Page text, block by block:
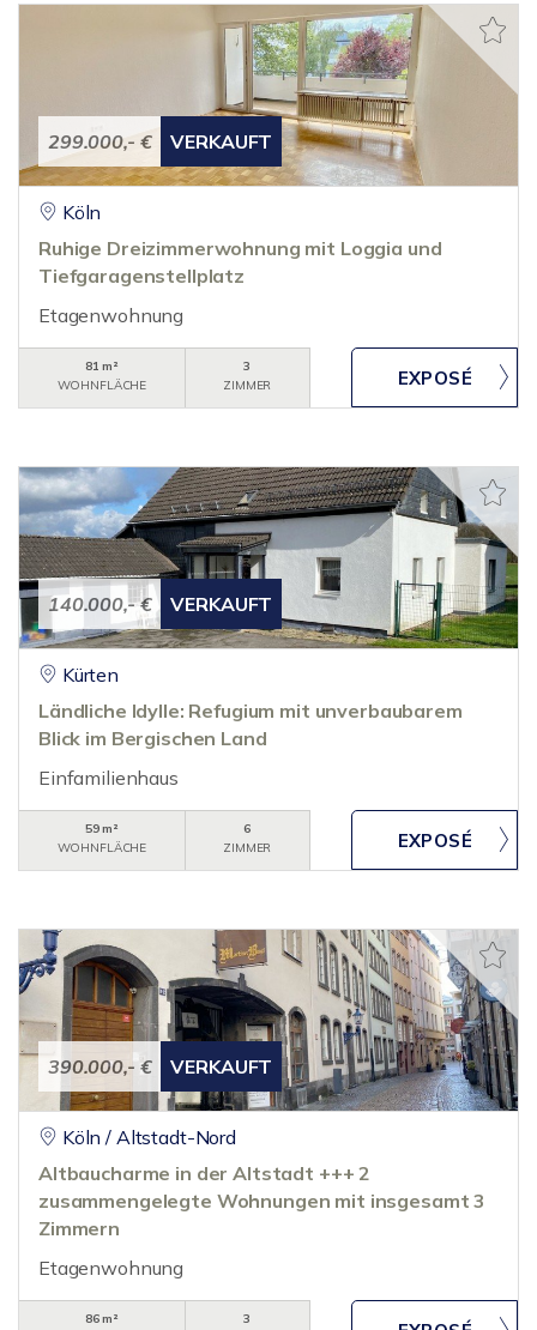
299.000,- € VERKAUFT
Köln
Ruhige Dreizimmerwohnung mit Loggia und
Tiefgaragenstellplatz
Etagenwohnung
81 m²
WOHNFLÄCHE
3
ZIMMER
140.000,- € VERKAUFT
Kürten
Ländliche Idylle: Refugium mit unverbaubarem
Blick im Bergischen Land
Einfamilienhaus
59 m²
WOHNFLÄCHE
6
ZIMMER
390.000,- € VERKAUFT
Köln / Altstadt-Nord
Altbaucharme in der Altstadt +++ 2
zusammengelegte Wohnungen mit insgesamt 3
Zimmern
Etagenwohnung
86 m² 3